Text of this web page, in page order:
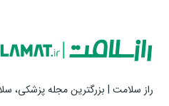
راز سلامت | بزرگترین مجله پزشکی،